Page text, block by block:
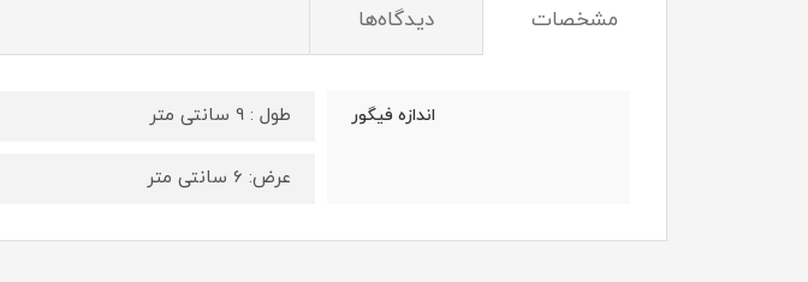
مشخصات دیدگاه‌ها
اندازه فیگور طول : 9 سانتی متر
عرض: 6 سانتی متر